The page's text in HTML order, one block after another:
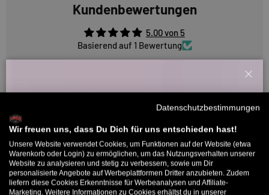
Kundenbewertungen
5.00 von 5
Basierend auf 1 Bewertung
0
Sort by
Willkommensbonus
Willkommens-Rabattcode direkt per Mail zugeschickt.
Bis zu 11% Rabatt auf deine erste Bestellung. Aufgepasst: Du
kannst nur 1x wählen! 🤫
5% ab €80 9% ab €100 11% ab €150 🔥
Datenschutzbestimmungen
Wir freuen uns, dass Du Dich für uns entschieden hast!
Unsere Website verwendet Cookies, um Funktionen auf der Website (etwa
Warenkorb oder Login) zu ermöglichen, um das Nutzungsverhalten unserer
Website zu analysieren und stetig zu verbessern, sowie um Dir
personalisierte Angebote auf Werbeplattformen Dritter anzubieten. Zudem
liefern diese Cookies Erkenntnisse für Werbeanalysen und Affiliate-
Marketing. Weitere Informationen zu Cookies erhältst du in unserer